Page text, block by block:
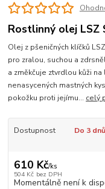
Rostlinný olej LSZ
Olej z pšeničných klíčků
pro zralou, suchou a
a změkčuje ztvrdlou kůži
nenasycených mastných
pokožku proti jejímu... celý
Dostupnost Do 3
610 Kč/ks
504 Kč bez DPH
Momentálně není k